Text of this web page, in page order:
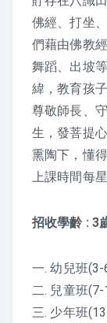
懷少節
佛經、打坐
們藉由佛教
舞蹈、出坡
緯，教育孩
尊敬師長、
生，發菩提
熏陶下 ，懂
上課時間每
招收學齡 : 3
一. 幼兒班(3-
二. 兒童班(7-
三. 少年班